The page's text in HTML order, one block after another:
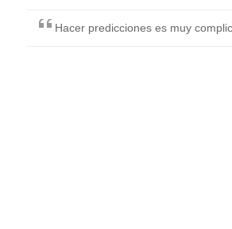
Hacer predicciones es muy